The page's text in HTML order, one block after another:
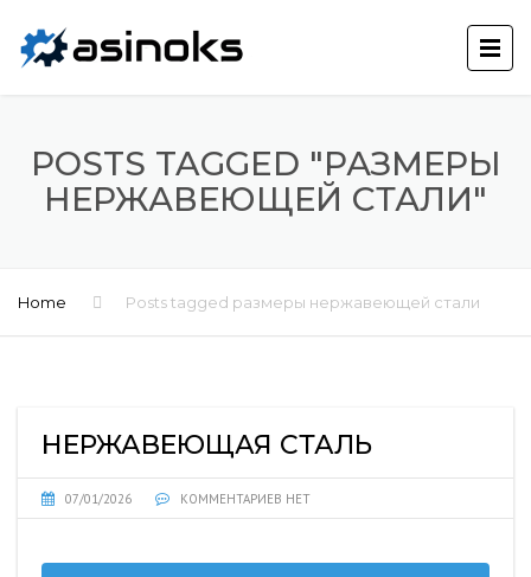
POSTS TAGGED "РАЗМЕРЫ
НЕРЖАВЕЮЩЕЙ СТАЛИ"
Home Posts tagged размеры нержавеющей стали
НЕРЖАВЕЮЩАЯ СТАЛЬ
07/01/2026 КОММЕНТАРИЕВ НЕТ